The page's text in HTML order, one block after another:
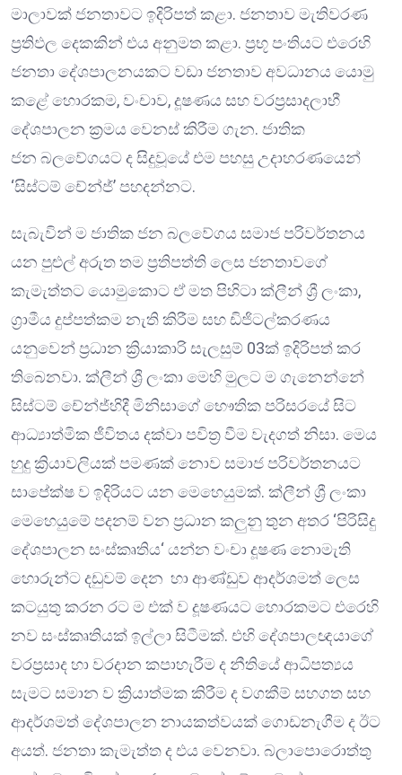
මාලාවක් ජනතාවට ඉදිරිපත් කළා. ජනතාව මැතිවරණ
ප්‍රතිඵල දෙකකින් එය අනුමත කළා. ප්‍රභූ පංතියට එරෙහි
ජනතා දේශපාලනයකට වඩා ජනතාව අවධානය යොමු
කළේ හොරකම, වංචාව, දූෂණය සහ වරප්‍රසාදලාභී
දේශපාලන ක්‍රමය වෙනස් කිරීම ගැන. ජාතික
ජන බලවේගයට ද සිදුවූයේ එම පහසු උදාහරණයෙන්
‘සිස්ටම් චේන්ජ්’ පහදන්නට.
සැබැවින් ම ජාතික ජන බලවේගය සමාජ පරිවර්තනය
යන පුළුල් අරුත තම ප්‍රතිපත්ති ලෙස ජනතාවගේ
කැමැත්තට යොමුකොට ඒ මත පිහිටා ක්ලීන් ශ්‍රී ලංකා,
ග්‍රාමීය දුප්පත්කම නැති කිරීම සහ ඩිජිටල්කරණය
යනුවෙන් ප්‍රධාන ක්‍රියාකාරි සැලසුම් 03ක් ඉදිරිපත් කර
තිබෙනවා. ක්ලීන් ශ්‍රී ලංකා මෙහි මුලට ම ගැනෙන්නේ
සිස්ටම් චේන්ජ්හිදී මිනිසාගේ භෞතික පරිසරයේ සිට
ආධ්‍යාත්මික ජීවිතය දක්වා පවිත්‍ර වීම වැදගත් නිසා. මෙය
හුදු ක්‍රියාවලියක් පමණක් නොව සමාජ පරිවර්තනයට
සාපේක්ෂ ව ඉදිරියට යන මෙහෙයුමක්. ක්ලීන් ශ්‍රී ලංකා
මෙහෙයුමේ පදනම් වන ප්‍රධාන කලුනු තුන අතර ‘පිරිසිදු
දේශපාලන සංස්කෘතිය‘ යන්න වංචා දූෂණ නොමැති
හොරුන්ට දඩුවම් දෙන හා ආණ්ඩුව ආදර්ශමත් ලෙස
කටයුතු කරන රට ම එක් ව දූෂණයට හොරකමට එරෙහි
නව සංස්කෘතියක් ඉල්ලා සිටීමක්. එහි දේශපාලඥයාගේ
වරප්‍රසාද හා වරදාන කපාහැරීම ද නීතියේ ආධිපත්‍යය
සැමට සමාන ව ක්‍රියාත්මක කිරීම ද වගකීම් සහගත සහ
ආදර්ශමත් දේශපාලන නායකත්වයක් ගොඩනැගීම ද ඊට
අයත්. ජනතා කැමැත්ත ද එය වෙනවා. බලාපොරොත්තු